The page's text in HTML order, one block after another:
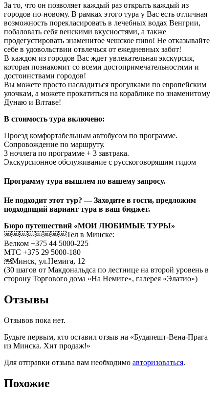
За то, что он позволяет каждый раз открыть каждый из
городов по-новому. В рамках этого тура у Вас есть отличная
возможность порекласировать в лечебных водах Венгрии,
побаловать себя венскими вкусностями, а также
продегустировать знаменитое чешское пиво! Не отказывайте
себе в удовольствии отвлечься от ежедневных забот!
В каждом из городов Вас ждет увлекательная экскурсия,
которая познакомит со всеми достопримечательностями и
достоинствами городов!
Вы можете просто насладиться прогулками по европейским
улочкам, а можете прокатиться на кораблике по знаменитому
Дунаю и Влтаве!
В стоимость тура включено:
Проезд комфортабельным автобусом по программе.
Сопровождение по маршруту.
3 ночлега по программе + 3 завтрака.
Экскурсионное обслуживание с русскоговорящим гидом
Программу тура вышлем по вашему запросу.
Не подходит этот тур? — Заходите в гости, предложим
подходящий вариант тура в ваш бюджет.
Бюро путешествий «МОИ ЛЮБИМЫЕ ТУРЫ»
￼￼￼￼￼￼￼￼Тел в Минске:
Велком +375 44 5000-225
МТС +375 29 5000-180
￼Минск, ул.Немига, 12
(30 шагов от Макдональдса по лестнице на второй уровень в
сторону Торгового дома «На Немиге», галерея «Элатио»)
Отзывы
Отзывов пока нет.
Будьте первым, кто оставил отзыв на «Будапешт-Вена-Прага
из Минска. Хит продаж!»
Для отправки отзыва вам необходимо авторизоваться.
Похожие